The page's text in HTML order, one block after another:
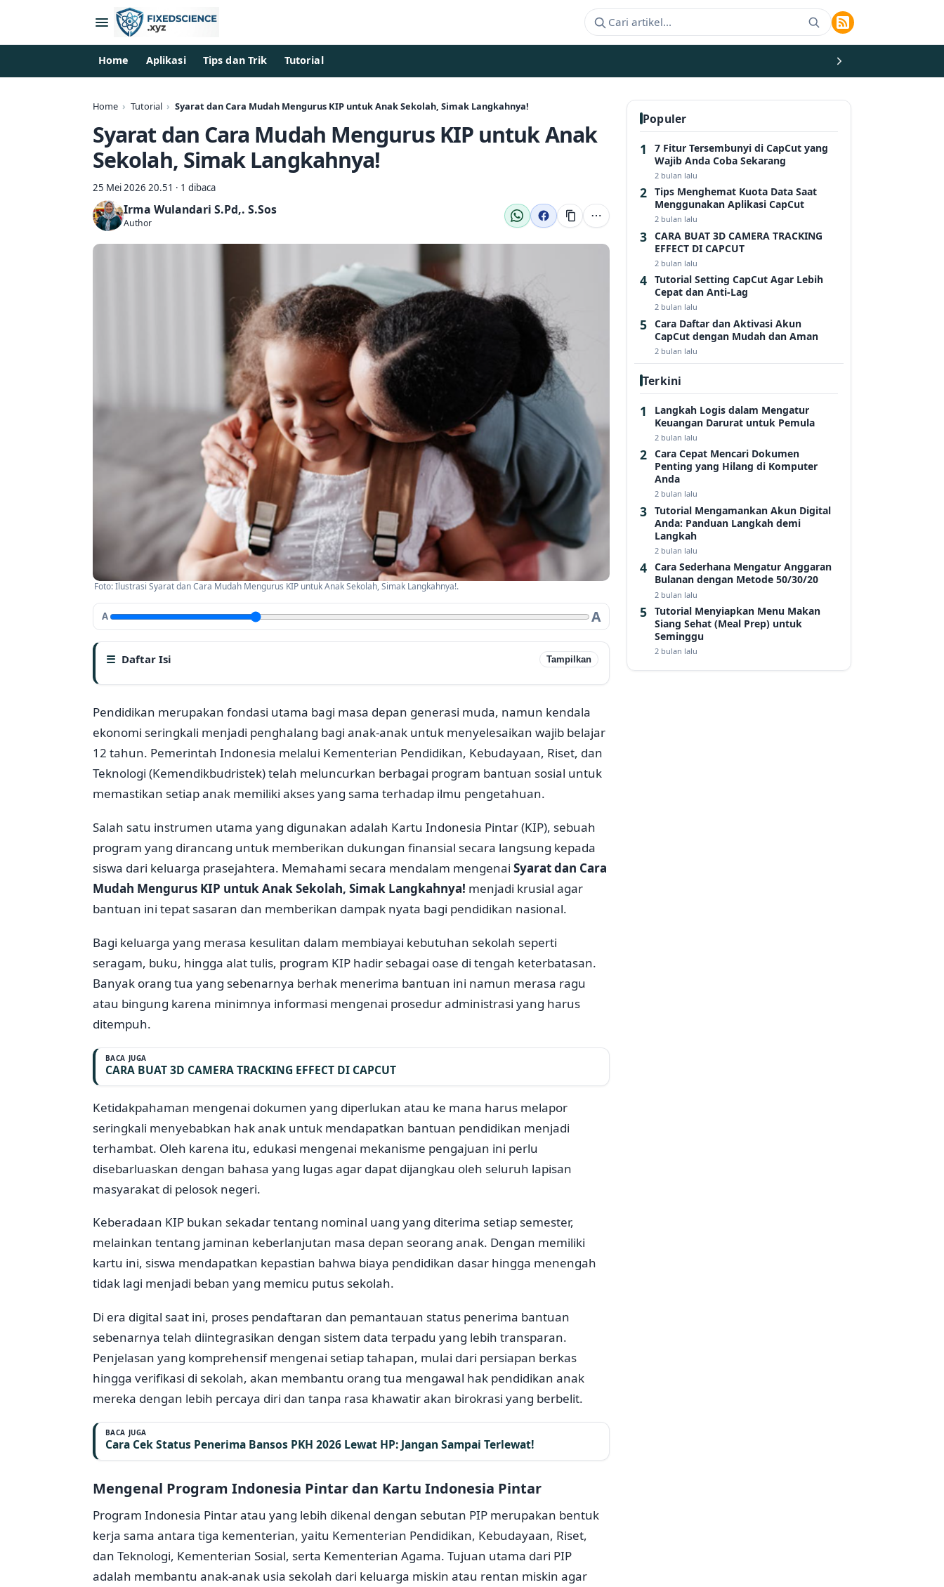
Home Aplikasi Tips dan Trik Tutorial
Home Tutorial Syarat dan Cara Mudah Mengurus KIP untuk Anak Sekolah, Simak Langkahnya!
Syarat dan Cara Mudah Mengurus KIP untuk Anak
Sekolah, Simak Langkahnya!
25 Mei 2026 20.51 · 1 dibaca
Irma Wulandari S.Pd,. S.Sos
Author
Foto: Ilustrasi Syarat dan Cara Mudah Mengurus KIP untuk Anak Sekolah, Simak Langkahnya!.
A A
Daftar Isi Tampilkan
Pendidikan merupakan fondasi utama bagi masa depan generasi muda, namun kendala
ekonomi seringkali menjadi penghalang bagi anak-anak untuk menyelesaikan wajib belajar
12 tahun. Pemerintah Indonesia melalui Kementerian Pendidikan, Kebudayaan, Riset, dan
Teknologi (Kemendikbudristek) telah meluncurkan berbagai program bantuan sosial untuk
memastikan setiap anak memiliki akses yang sama terhadap ilmu pengetahuan.
Salah satu instrumen utama yang digunakan adalah Kartu Indonesia Pintar (KIP), sebuah
program yang dirancang untuk memberikan dukungan finansial secara langsung kepada
siswa dari keluarga prasejahtera. Memahami secara mendalam mengenai Syarat dan Cara
Mudah Mengurus KIP untuk Anak Sekolah, Simak Langkahnya! menjadi krusial agar
bantuan ini tepat sasaran dan memberikan dampak nyata bagi pendidikan nasional.
Bagi keluarga yang merasa kesulitan dalam membiayai kebutuhan sekolah seperti
seragam, buku, hingga alat tulis, program KIP hadir sebagai oase di tengah keterbatasan.
Banyak orang tua yang sebenarnya berhak menerima bantuan ini namun merasa ragu
atau bingung karena minimnya informasi mengenai prosedur administrasi yang harus
ditempuh.
BACA JUGA
CARA BUAT 3D CAMERA TRACKING EFFECT DI CAPCUT
Ketidakpahaman mengenai dokumen yang diperlukan atau ke mana harus melapor
seringkali menyebabkan hak anak untuk mendapatkan bantuan pendidikan menjadi
terhambat. Oleh karena itu, edukasi mengenai mekanisme pengajuan ini perlu
disebarluaskan dengan bahasa yang lugas agar dapat dijangkau oleh seluruh lapisan
masyarakat di pelosok negeri.
Keberadaan KIP bukan sekadar tentang nominal uang yang diterima setiap semester,
melainkan tentang jaminan keberlanjutan masa depan seorang anak. Dengan memiliki
kartu ini, siswa mendapatkan kepastian bahwa biaya pendidikan dasar hingga menengah
tidak lagi menjadi beban yang memicu putus sekolah.
Di era digital saat ini, proses pendaftaran dan pemantauan status penerima bantuan
sebenarnya telah diintegrasikan dengan sistem data terpadu yang lebih transparan.
Penjelasan yang komprehensif mengenai setiap tahapan, mulai dari persiapan berkas
hingga verifikasi di sekolah, akan membantu orang tua mengawal hak pendidikan anak
mereka dengan lebih percaya diri dan tanpa rasa khawatir akan birokrasi yang berbelit.
BACA JUGA
Cara Cek Status Penerima Bansos PKH 2026 Lewat HP: Jangan Sampai Terlewat!
Mengenal Program Indonesia Pintar dan Kartu Indonesia Pintar
Program Indonesia Pintar atau yang lebih dikenal dengan sebutan PIP merupakan bentuk
kerja sama antara tiga kementerian, yaitu Kementerian Pendidikan, Kebudayaan, Riset,
dan Teknologi, Kementerian Sosial, serta Kementerian Agama. Tujuan utama dari PIP
adalah membantu anak-anak usia sekolah dari keluarga miskin atau rentan miskin agar
Populer
7 Fitur Tersembunyi di CapCut yang
Wajib Anda Coba Sekarang
2 bulan lalu
Tips Menghemat Kuota Data Saat
Menggunakan Aplikasi CapCut
2 bulan lalu
CARA BUAT 3D CAMERA TRACKING
EFFECT DI CAPCUT
2 bulan lalu
Tutorial Setting CapCut Agar Lebih
Cepat dan Anti-Lag
2 bulan lalu
Cara Daftar dan Aktivasi Akun
CapCut dengan Mudah dan Aman
2 bulan lalu
Terkini
Langkah Logis dalam Mengatur
Keuangan Darurat untuk Pemula
2 bulan lalu
Cara Cepat Mencari Dokumen
Penting yang Hilang di Komputer
Anda
2 bulan lalu
Tutorial Mengamankan Akun Digital
Anda: Panduan Langkah demi
Langkah
2 bulan lalu
Cara Sederhana Mengatur Anggaran
Bulanan dengan Metode 50/30/20
2 bulan lalu
Tutorial Menyiapkan Menu Makan
Siang Sehat (Meal Prep) untuk
Seminggu
2 bulan lalu